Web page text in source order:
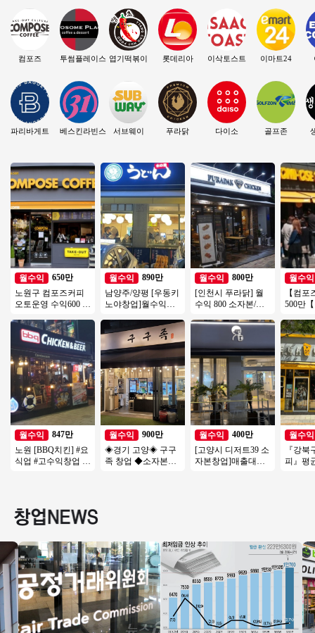
컴포즈
파리바게트
투썸플레이스
베스킨라빈스
엽기떡볶이
서브웨이
롯데리아
푸라닭
이삭토스트
다이소
이마트24
골프존
월수익
650만
노원구 컴포즈커피
오토운영 수익600 #
업 #초보창업 추천
월수익
847만
노원 [BBQ치킨] #요
식업 #고수익창업 #
월수익
890만
남양주/양평 [우동키
노야창업]월수익
소자본창업#고수익
창업#투잡
월수익
900만
◈경기 고양◈ 구구
족 창업 ◆소자본매
월수익
800만
[인천시 푸라닭] 월
수익 800 소자본/고
인 대세브랜드 푸라
월수익
400만
[고양시 디저트39 소
자본창업]매출대비
월수익
【컴
500만
업 오토
우수!
월수익
『강북
피』평